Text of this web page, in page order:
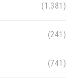
(1.381)
(241)
(741)